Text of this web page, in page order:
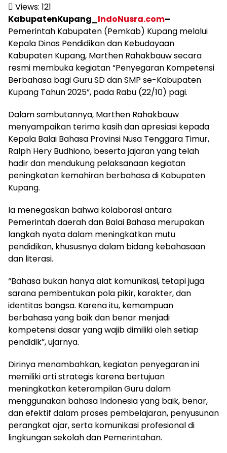
Views: 121
KabupatenKupang_IndoNusra.com–
Pemerintah Kabupaten (Pemkab) Kupang melalui
Kepala Dinas Pendidikan dan Kebudayaan
Kabupaten Kupang, Marthen Rahakbauw secara
resmi membuka kegiatan “Penyegaran Kompetensi
Berbahasa bagi Guru SD dan SMP se-Kabupaten
Kupang Tahun 2025”, pada Rabu (22/10) pagi.
Dalam sambutannya, Marthen Rahakbauw
menyampaikan terima kasih dan apresiasi kepada
Kepala Balai Bahasa Provinsi Nusa Tenggara Timur,
Ralph Hery Budhiono, beserta jajaran yang telah
hadir dan mendukung pelaksanaan kegiatan
peningkatan kemahiran berbahasa di Kabupaten
Kupang.
Ia menegaskan bahwa kolaborasi antara
Pemerintah daerah dan Balai Bahasa merupakan
langkah nyata dalam meningkatkan mutu
pendidikan, khususnya dalam bidang kebahasaan
dan literasi.
“Bahasa bukan hanya alat komunikasi, tetapi juga
sarana pembentukan pola pikir, karakter, dan
identitas bangsa. Karena itu, kemampuan
berbahasa yang baik dan benar menjadi
kompetensi dasar yang wajib dimiliki oleh setiap
pendidik”, ujarnya.
Dirinya menambahkan, kegiatan penyegaran ini
memiliki arti strategis karena bertujuan
meningkatkan keterampilan Guru dalam
menggunakan bahasa Indonesia yang baik, benar,
dan efektif dalam proses pembelajaran, penyusunan
perangkat ajar, serta komunikasi profesional di
lingkungan sekolah dan Pemerintahan.